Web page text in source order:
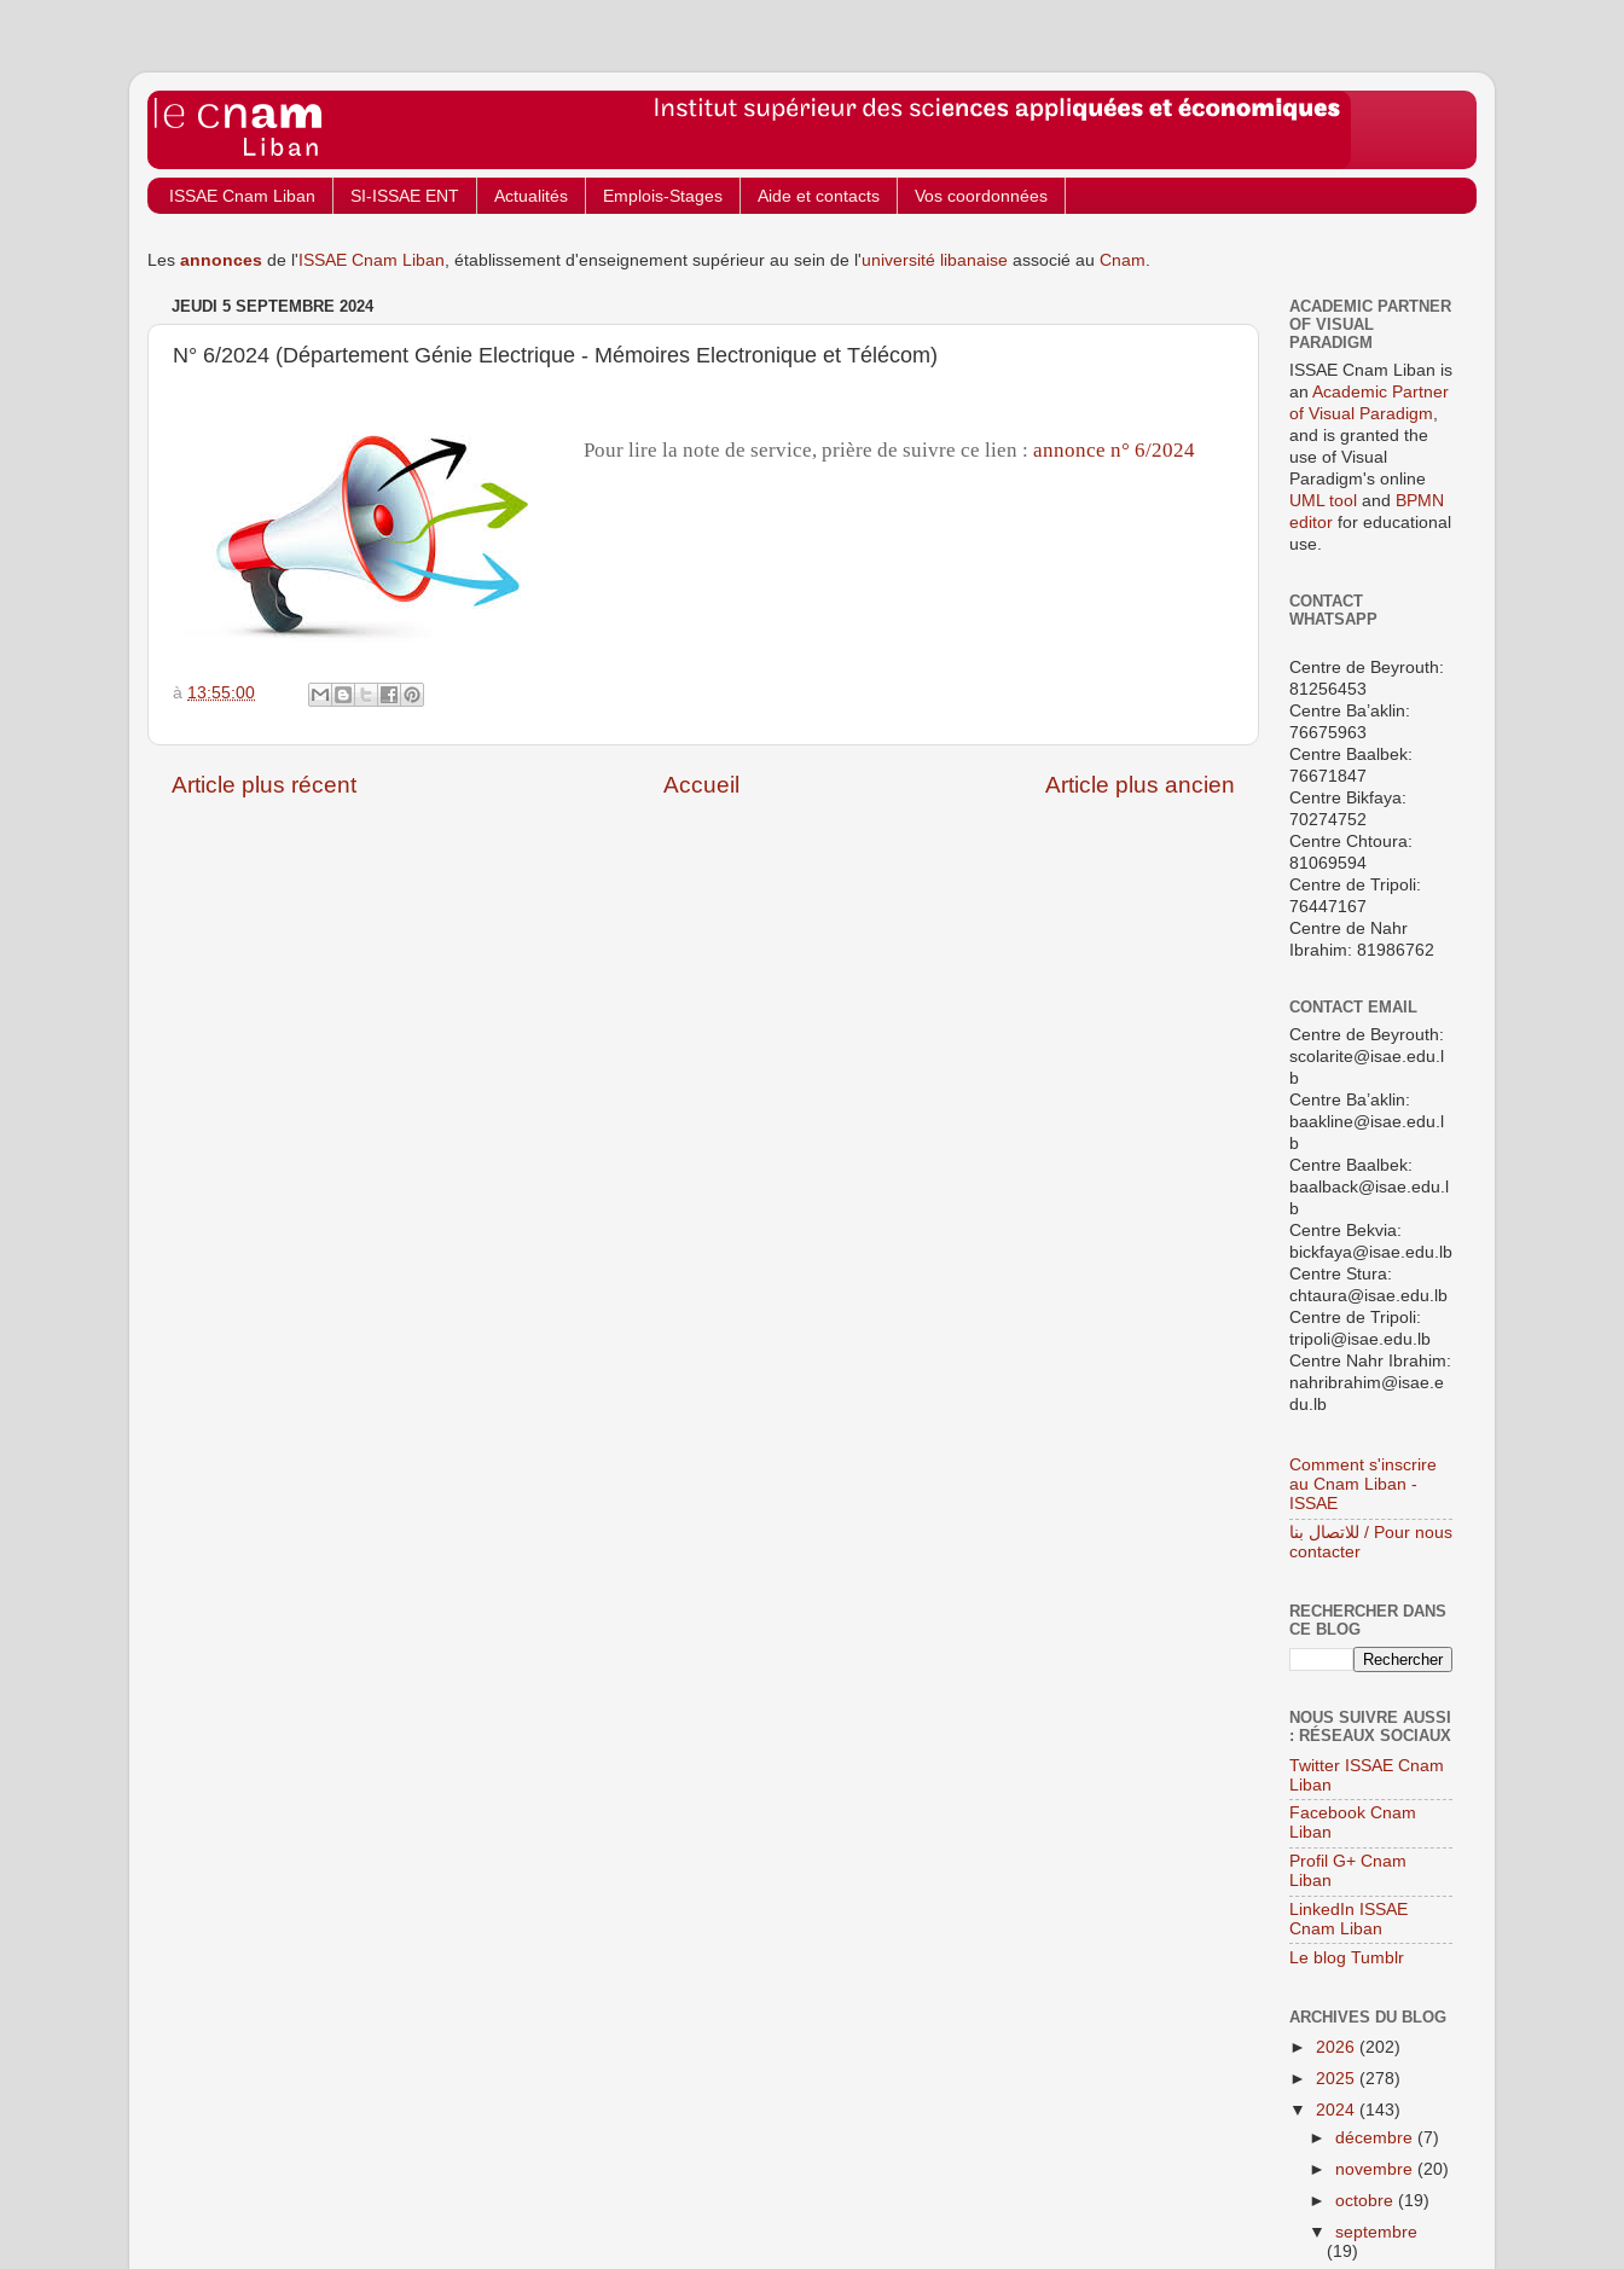
ISSAE Cnam Liban SI-ISSAE ENT Actualités Emplois-Stages Aide et contacts Vos coordonnées
Les annonces de l' ISSAE Cnam Liban , établissement d'enseignement supérieur au sein de l'université libanaise associé au Cnam
JEUDI 5 SEPTEMBRE 2024
N° 6/2024 (Département Génie Electrique - Mémoires Electronique et Télécom)
Pour lire la note de service, prière de suivre ce lien :annonce n° 6/2024
à 13:55:00
Article plus récent Article plus ancien
Accueil
ACADEMIC PARTNER
OF VISUAL
PARADIGM
ISSAE Cnam Liban is
an Academic Partner
of Visual Paradigm
and is granted the
use of Visual
Paradigm's online
UML tool and BPMN
editor for educational
use.
CONTACT
WHATSAPP
Centre de Beyrouth:
81256453
Centre Ba’aklin:
76675963
Centre Baalbek:
76671847
Centre Bikfaya:
70274752
Centre Chtoura:
81069594
Centre de Tripoli:
76447167
Centre de Nahr
Ibrahim: 81986762
CONTACT EMAIL
Centre de Beyrouth:
scolarite@isae.edu.l
b
Centre Ba’aklin:
baakline@isae.edu.l
b
Centre Baalbek:
baalback@isae.edu.l
b
Centre Bekvia:
bickfaya@isae.edu.lb
Centre Stura:
chtaura@isae.edu.lb
Centre de Tripoli:
tripoli@isae.edu.lb
Centre Nahr Ibrahim:
nahribrahim@isae.e
du.lb
Comment s'inscrire
au Cnam Liban -
ISSAE
للاتصال بنا / Pour nous
contacter
RECHERCHER DANS
CE BLOG
NOUS SUIVRE AUSSI
: RÉSEAUX SOCIAUX
Twitter ISSAE Cnam
Liban
Facebook Cnam
Liban
Profil G+ Cnam
Liban
LinkedIn ISSAE
Cnam Liban
Le blog Tumblr
ARCHIVES DU BLOG
► 2026 (202)
► 2025 (278)
▼ 2024 (143)
►décembre (7)
► novembre (20)
►octobre (19)
▼septembre
(19)